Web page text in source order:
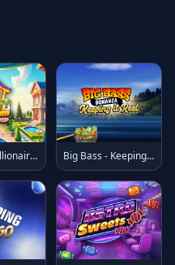
5 Doggy Millionaires Dream Drop Big Bass - Keeping it Reel